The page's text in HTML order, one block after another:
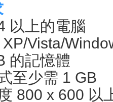
以上的電腦
Vista/
的記憶體
至少需 1 GB
800 x 600 以